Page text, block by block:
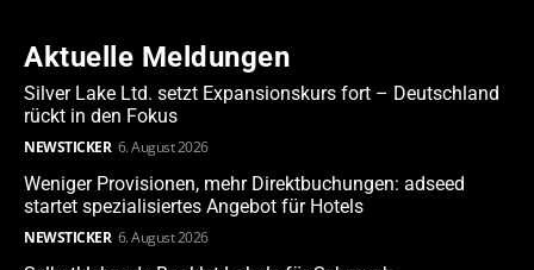
Aktuelle Meldungen
Silver Lake Ltd. setzt Expansionskurs fort – Deutschland
rückt in den Fokus
NEWSTICKER 6. August 2026
Weniger Provisionen, mehr Direktbuchungen: adseed
startet spezialisiertes Angebot für Hotels
NEWSTICKER 6. August 2026